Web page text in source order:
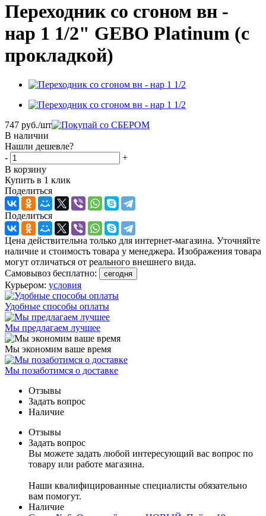
Переходник со сгоном вн -
нар 1 1/2" GEBO Platinum (с
прокладкой)
747 руб./шт
В наличии
Нашли дешевле?
-
+
В корзину
Купить в 1 клик
Поделиться
Поделиться
Цена действительна только для интернет-магазина. Уточняйте
наличие и стоимость товара у менеджера. Изображения товара
могут отличаться от реального внешнего вида.
Самовывоз бесплатно:
сегодня
Курьером: условия
Удобные способы оплаты
Мы предлагаем лучшее
Мы экономим ваше время
Мы позаботимся о доставке
Отзывы
Задать вопрос
Наличие
Отзывы
Задать вопрос
Вы можете задать любой интересующий вас вопрос по
товару или работе магазина.
Наши квалифицированные специалисты обязательно
вам помогут.
Наличие